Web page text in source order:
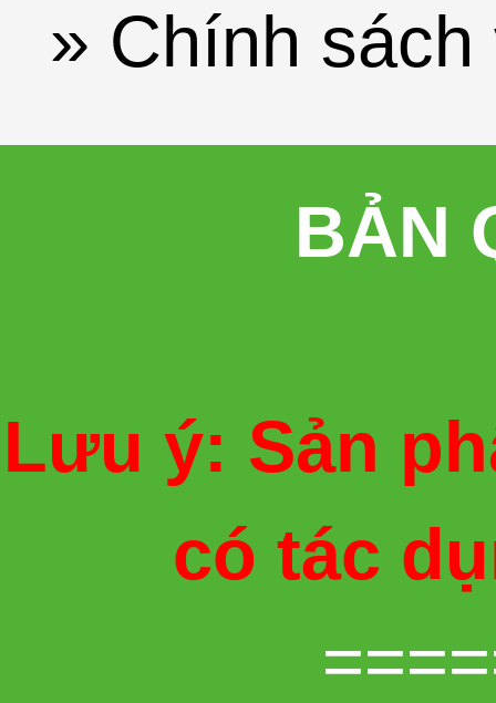
» Chính
BẢN
Lưu ý: Sản
có tác